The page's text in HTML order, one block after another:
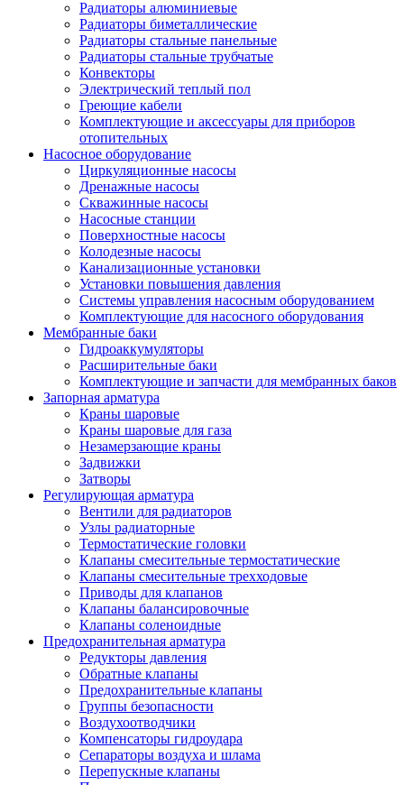
Радиаторы алюминиевые
Радиаторы биметаллические
Радиаторы стальные панельные
Радиаторы стальные трубчатые
Конвекторы
Электрический теплый пол
Греющие кабели
Комплектующие и аксессуары для приборов
отопительных
Насосное оборудование
Циркуляционные насосы
Дренажные насосы
Скважинные насосы
Насосные станции
Поверхностные насосы
Колодезные насосы
Канализационные установки
Установки повышения давления
Системы управления насосным оборудованием
Комплектующие для насосного оборудования
Мембранные баки
Гидроаккумуляторы
Расширительные баки
Комплектующие и запчасти для мембранных баков
Запорная арматура
Краны шаровые
Краны шаровые для газа
Незамерзающие краны
Задвижки
Затворы
Регулирующая арматура
Вентили для радиаторов
Узлы радиаторные
Термостатические головки
Клапаны смесительные термостатические
Клапаны смесительные трехходовые
Приводы для клапанов
Клапаны балансировочные
Клапаны соленоидные
Предохранительная арматура
Редукторы давления
Обратные клапаны
Предохранительные клапаны
Группы безопасности
Воздухоотводчики
Компенсаторы гидроудара
Сепараторы воздуха и шлама
Перепускные клапаны